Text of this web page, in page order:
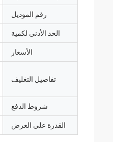
رقم الموديل
الحد الأدنى لكمية
الأسعار
تفاصيل التغليف
شروط الدفع
القدرة على العرض